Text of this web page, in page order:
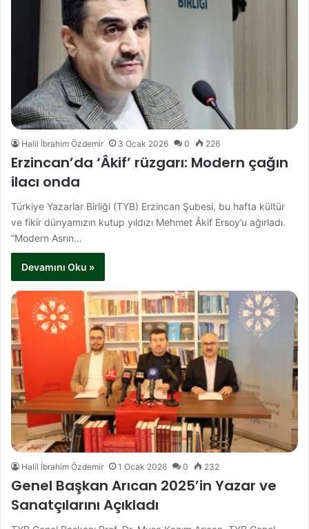
Halil İbrahim Özdemir 3 Ocak 2026 0 226
Erzincan’da ‘Âkif’ rüzgarı: Modern çağın
ilacı onda
Türkiye Yazarlar Birliği (TYB) Erzincan Şubesi, bu hafta kültür
ve fikir dünyamızın kutup yıldızı Mehmet Âkif Ersoy’u ağırladı.
“Modern Asrın…
Devamını Oku »
Halil İbrahim Özdemir 1 Ocak 2026 0 232
Genel Başkan Arıcan 2025’in Yazar ve
Sanatçılarını Açıkladı